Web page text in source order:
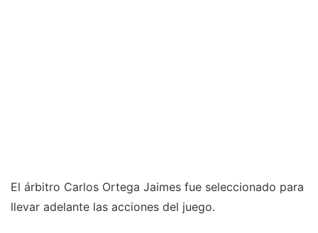
El árbitro Carlos Ortega Jaimes fue seleccionado para
llevar adelante las acciones del juego.